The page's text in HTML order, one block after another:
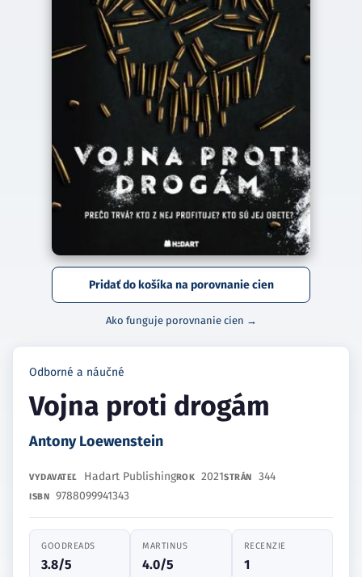
Pridať do košíka na porovnanie cien
Ako funguje porovnanie cien →
Odborné a náučné
Vojna proti drogám
Antony Loewenstein
VYDAVATEĽ Hadart PublishingROK 2021STRÁN 344
ISBN 9788099941343
GOODREADS
3.8/5
MARTINUS
4.0/5
RECENZIE
1